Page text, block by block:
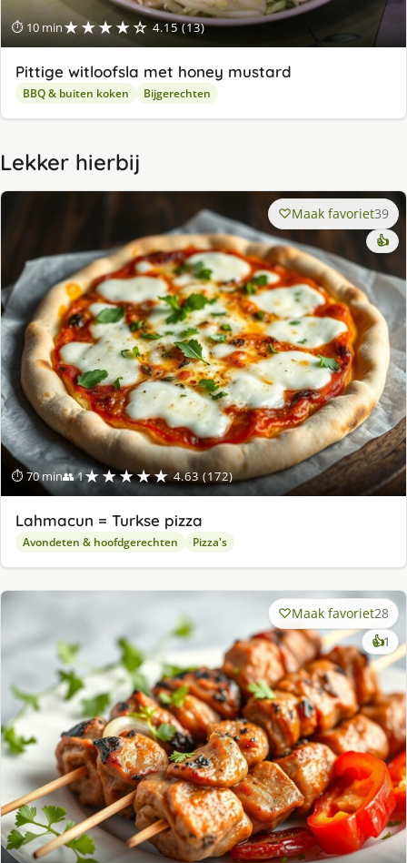
⏱ 10 min★★★★☆ 4.15 (13)
Pittige witloofsla met honey mustard
BBQ & buiten koken Bijgerechten
Lekker hierbij
⏱ 70 min👥 1★★★★★ 4.63 (172)
Maak favoriet39
👍
Lahmacun = Turkse pizza
Avondeten & hoofdgerechten Pizza's
Maak favoriet28
👍1